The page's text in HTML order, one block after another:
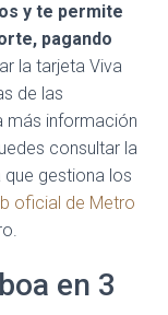
y te permite
pagando
la tarjeta Viva
de las
más información
consultar la
que gestiona los
oficial de Metro
en 3